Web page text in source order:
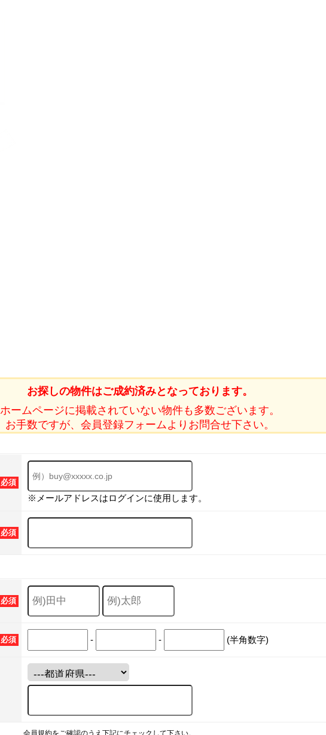
お探しの物件はご成約済みとなっております。
ホームページに掲載されていない物件も多数ございます。
お手数ですが、会員登録フォームよりお問合せ下さい。
必須
※メールアドレスはログインに使用します。
必須
必須
必須 - - (半角数字)
会員規約をご確認のうえ下記にチェックして下さい。